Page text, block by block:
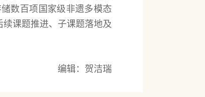
数百项国家级非遗多模态
课题推进、子课题落地及
编辑：贺洁瑞